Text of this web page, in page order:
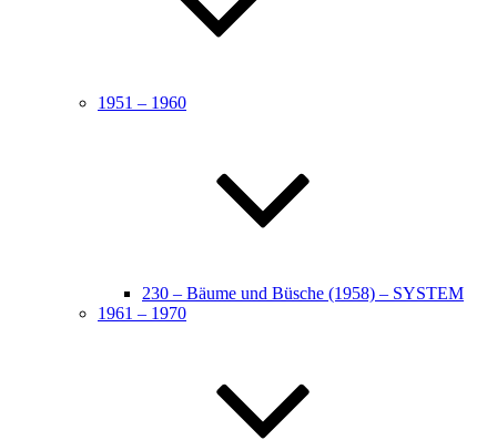
1951 – 1960
230 – Bäume und Büsche (1958) – SYSTEM
1961 – 1970